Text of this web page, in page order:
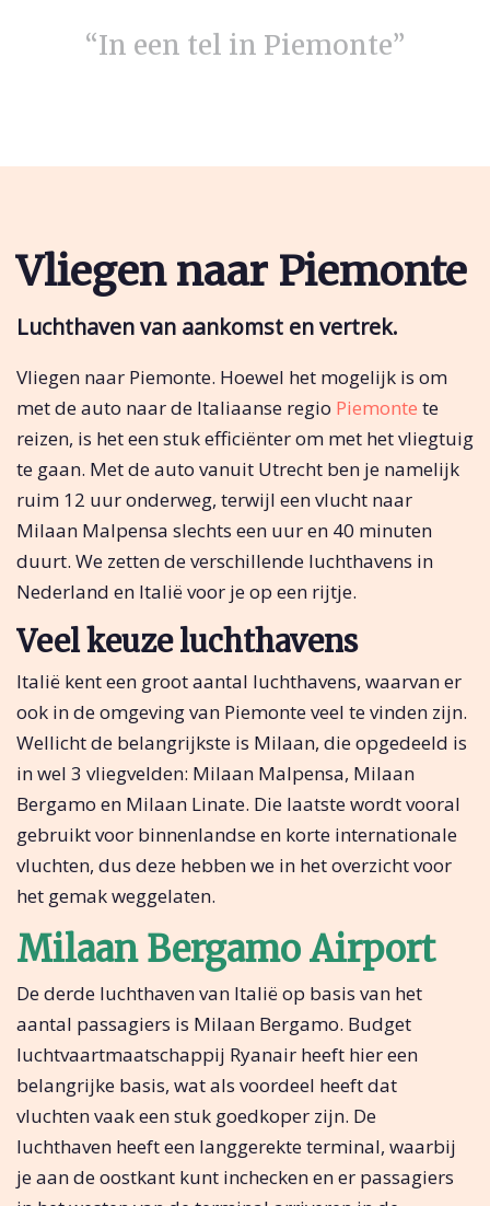
“In een tel in Piemonte”
Vliegen naar Piemonte
Luchthaven van aankomst en vertrek.
Vliegen naar Piemonte. Hoewel het mogelijk is om
met de auto naar de Italiaanse regio Piemonte te
reizen, is het een stuk efficiënter om met het vliegtuig
te gaan. Met de auto vanuit Utrecht ben je namelijk
ruim 12 uur onderweg, terwijl een vlucht naar
Milaan Malpensa slechts een uur en 40 minuten
duurt. We zetten de verschillende luchthavens in
Nederland en Italië voor je op een rijtje.
Veel keuze luchthavens
Italië kent een groot aantal luchthavens, waarvan er
ook in de omgeving van Piemonte veel te vinden zijn.
Wellicht de belangrijkste is Milaan, die opgedeeld is
in wel 3 vliegvelden: Milaan Malpensa, Milaan
Bergamo en Milaan Linate. Die laatste wordt vooral
gebruikt voor binnenlandse en korte internationale
vluchten, dus deze hebben we in het overzicht voor
het gemak weggelaten.
Milaan Bergamo Airport
De derde luchthaven van Italië op basis van het
aantal passagiers is Milaan Bergamo. Budget
luchtvaartmaatschappij Ryanair heeft hier een
belangrijke basis, wat als voordeel heeft dat
vluchten vaak een stuk goedkoper zijn. De
luchthaven heeft een langgerekte terminal, waarbij
je aan de oostkant kunt inchecken en er passagiers